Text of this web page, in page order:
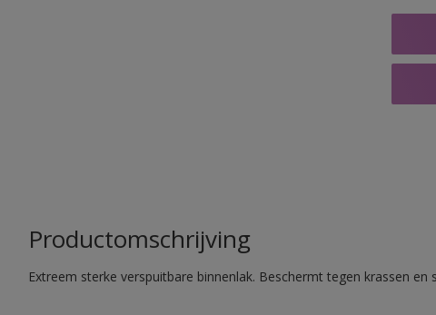
Productomschrijving
Extreem sterke verspuitbare binnenlak. Beschermt tegen krassen en